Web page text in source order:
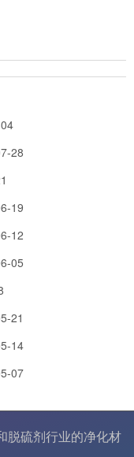
28
19
12
05
21
14
07
脱硫剂行业的净化材